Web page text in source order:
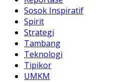
Sosok Inspiratif
Spirit
Strategi
Tambang
Teknologi
Tipikor
UMKM